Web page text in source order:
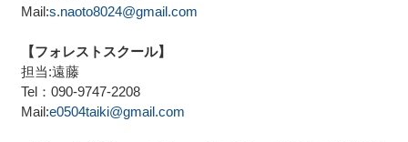
Mail:s.naoto8024@gmail.com
【フォレストスクール】
担当:遠藤
Tel：090-9747-2208
Mail:e0504taiki@gmail.com